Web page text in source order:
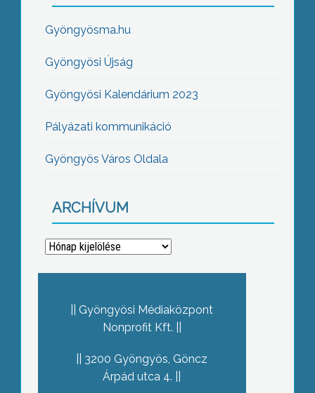
Gyöngyösma.hu
Gyöngyösi Újság
Gyöngyösi Kalendárium 2023
Pályázati kommunikáció
Gyöngyös Város Oldala
ARCHÍVUM
Archívum
Gyöngyösi Médiaközpont
Nonprofit Kft.
3200 Gyöngyös, Göncz
Árpád utca 4.